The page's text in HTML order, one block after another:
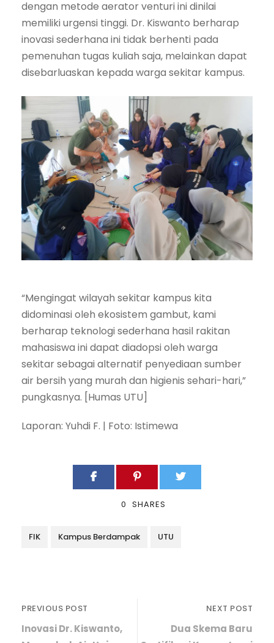
dengan metode aerator venturi ini dinilai
memiliki urgensi tinggi. Dr. Kiswanto berharap
inovasi sederhana ini tidak berhenti pada
pemenuhan tugas kuliah saja, melainkan dapat
disebarluaskan kepada warga sekitar kampus.
“Mengingat wilayah sekitar kampus kita
didominasi oleh ekosistem gambut, kami
berharap teknologi sederhana hasil rakitan
mahasiswa ini dapat diadopsi oleh warga
sekitar sebagai alternatif penyediaan sumber
air bersih yang murah dan higienis sehari-hari,”
pungkasnya. [Humas UTU]
Laporan: Yuhdi F. | Foto: Istimewa
0 SHARES
FIK Kampus Berdampak UTU
PREVIOUS POST
Inovasi Dr. Kiswanto,
NEXT POST
Dua Skema Baru